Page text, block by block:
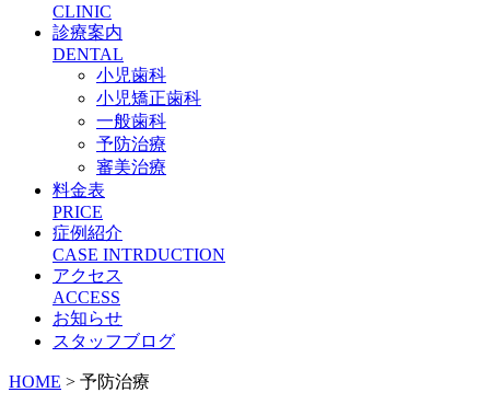
CLINIC
診療案内
DENTAL
小児歯科
小児矯正歯科
一般歯科
予防治療
審美治療
料金表
PRICE
症例紹介
CASE INTRDUCTION
アクセス
ACCESS
お知らせ
スタッフブログ
HOME > 予防治療